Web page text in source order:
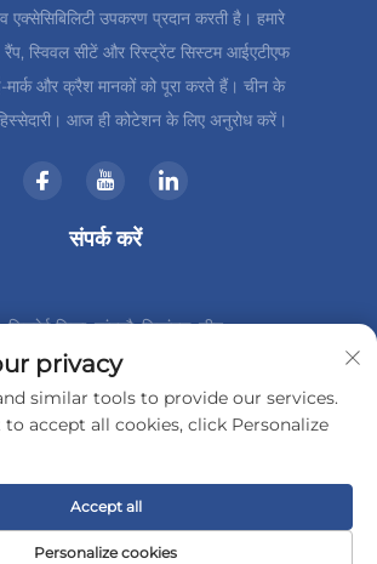
एक्सेसिबिलिटी उपकरण प्रदान करती है। हमारे
रैंप, स्विवल सीटें और रिस्ट्रेंट सिस्टम आईएटीएफ
और क्रैश मानकों को पूरा करते हैं। चीन के
आज ही कोटेशन के लिए अनुरोध करें।
संपर्क करें
जिनबेई जिला, चांगझौ, जियांगसु, चीन
टेक इलेक्ट्रॉनिक्स कंपनी, लिमिटेड द्वारा गोपनीयता नीति
privacy
similar tools to provide our services.
accept all cookies, click Personalize
Personalize cookies
Accept all